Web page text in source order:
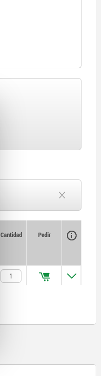
Cantidad Pedir